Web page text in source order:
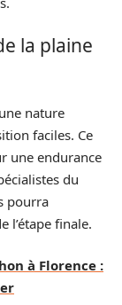
la plaine
nature
faciles. Ce
une endurance
du
pourra
l’étape finale.
à Florence :